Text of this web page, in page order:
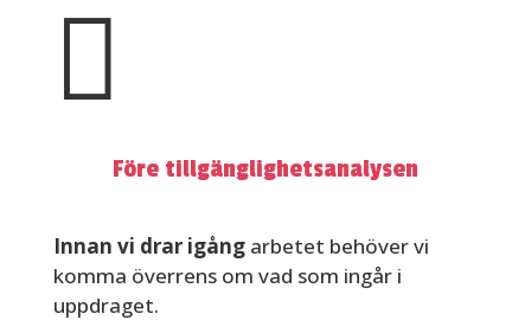

Före tillgänglighetsanalysen
Innan vi drar igångarbetet behöver vi
komma överrens om vad som ingår i
uppdraget.